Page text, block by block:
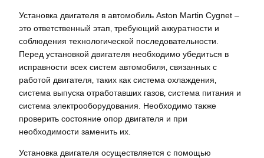
Установка двигателя в автомобиль Aston Martin Cygnet –
это ответственный этап‚ требующий аккуратности и
соблюдения технологической последовательности.
Перед установкой двигателя необходимо убедиться в
исправности всех систем автомобиля‚ связанных с
работой двигателя‚ таких как система охлаждения‚
система выпуска отработавших газов‚ система питания и
система электрооборудования. Необходимо также
проверить состояние опор двигателя и при
необходимости заменить их.
Установка двигателя осуществляется с помощью